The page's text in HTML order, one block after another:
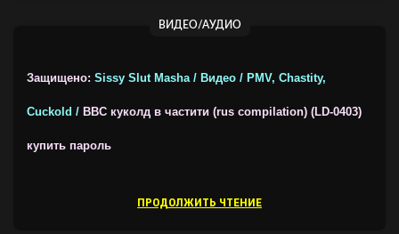
ВИДЕО/АУДИО
Защищено: Sissy Slut Masha / Видео / PMV, Chastity,
Cuckold / BBC куколд в частити (rus compilation) (LD-0403)
купить пароль
ПРОДОЛЖИТЬ ЧТЕНИЕ